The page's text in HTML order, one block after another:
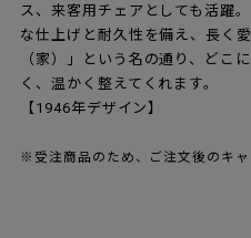
ス、来客用チェアとしても活躍
な仕上げと耐久性を備え、長く
（家）」という名の通り、どこ
く、温かく整えてくれます。
【1946年デザイン】
※受注商品のため、ご注文後のキャ